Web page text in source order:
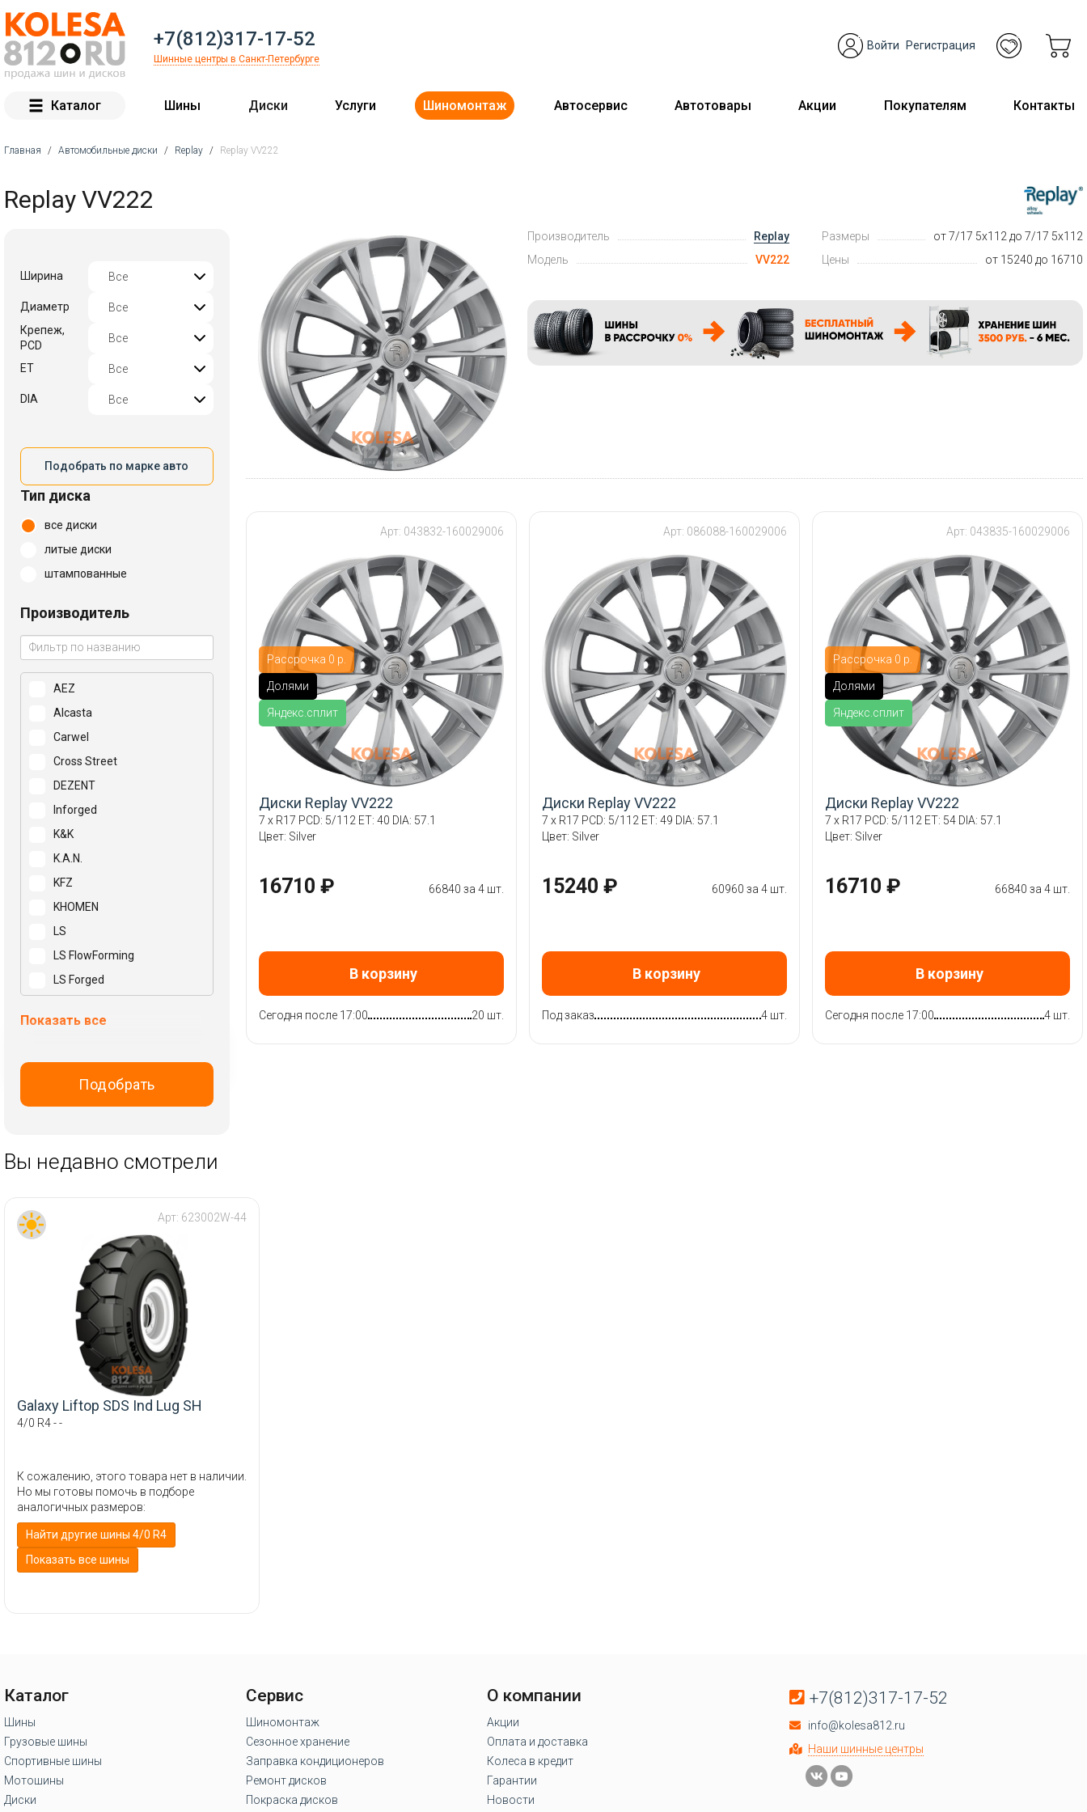
+7(812)317-17-52
Шинные центры в Санкт-Петербурге
Войти Регистрация
Каталог Шины Диски Услуги Шиномонтаж Автосервис Автотовары Акции Покупателям Контакты
Главная / Автомобильные диски / Replay / Replay VV222
Replay VV222
Ширина
Диаметр
Крепеж,
PCD
ET
DIA
Подобрать по марке авто
Тип диска
все диски
литые диски
штампованные
Производитель
AEZ
Alcasta
Carwel
Cross Street
DEZENT
Inforged
K&K
K.A.N.
KFZ
KHOMEN
LS
LS FlowForming
LS Forged
N2O
Trebl
Скад
ТЗСК
Показать все
Подобрать
Производитель
Replay
Модель
VV222
Размеры
от 7/17 5x112 до 7/17 5x112
Цены
от 15240 до 16710
Рассрочка 0 р.
Долями
Яндекс.сплит
Арт: 043832-160029006
Диски Replay VV222
7 x R17 PCD: 5/112 ET: 40 DIA: 57.1
Цвет: Silver
16710 ₽ 66840 за 4 шт.
В корзину
Сегодня после 17:00 20 шт.
Арт: 086088-160029006
Диски Replay VV222
7 x R17 PCD: 5/112 ET: 49 DIA: 57.1
Цвет: Silver
15240 ₽ 60960 за 4 шт.
В корзину
Под заказ 4 шт.
Рассрочка 0 р.
Долями
Яндекс.сплит
Арт: 043835-160029006
Диски Replay VV222
7 x R17 PCD: 5/112 ET: 54 DIA: 57.1
Цвет: Silver
16710 ₽ 66840 за 4 шт.
В корзину
Сегодня после 17:00 4 шт.
Вы недавно смотрели
Арт: 623002W-44
Galaxy Liftop SDS Ind Lug SH
4/0 R4 - -
К сожалению, этого товара нет в наличии.
Но мы готовы помочь в подборе
аналогичных размеров:
Найти другие шины 4/0 R4
Показать все шины
Каталог
Шины
Грузовые шины
Спортивные шины
Мотошины
Диски
Сервис
Шиномонтаж
Сезонное хранение
Заправка кондиционеров
Ремонт дисков
Покраска дисков
О компании
Акции
Оплата и доставка
Колеса в кредит
Гарантии
Новости
+7(812)317-17-52
info@kolesa812.ru
Наши шинные центры